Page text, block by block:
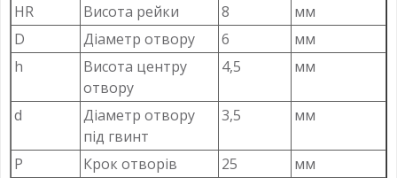
HR
Висота рейки 8
мм
D
Діаметр отвору 6
мм
h
Висота центру
отвору
4,5 мм
d
Діаметр отвору
під гвинт
3,5 мм
P Крок отворів 25
мм